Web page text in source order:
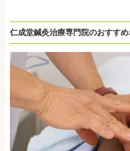
仁成堂鍼灸治療専門院のおすすめ